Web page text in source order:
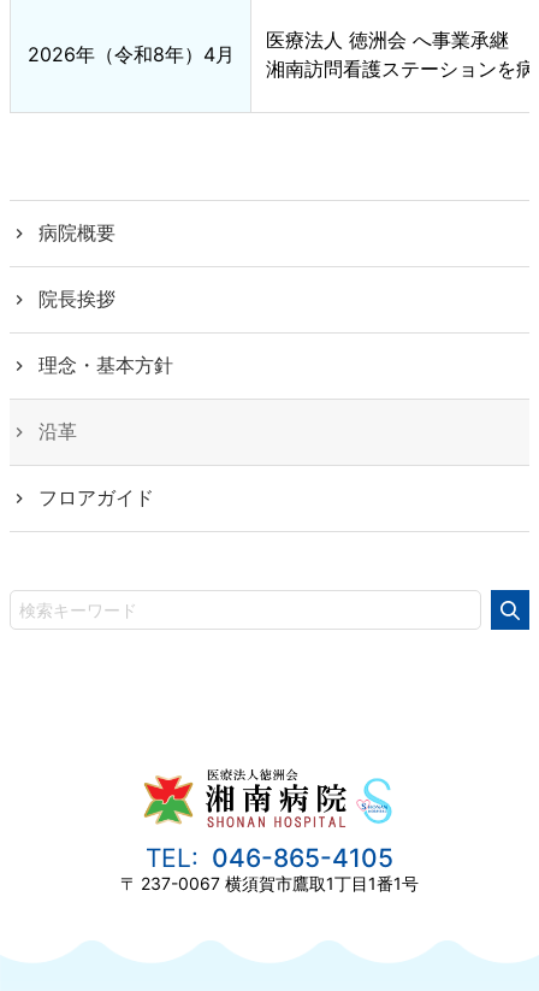
2026年（令和8年）4月
医療法人 徳洲会 へ事業承継
湘南訪問看護ステーションを
病院概要
院長挨拶
理念・基本方針
沿革
フロアガイド
046-865-4105
237-0067 横須賀市鷹取1丁目1番1号